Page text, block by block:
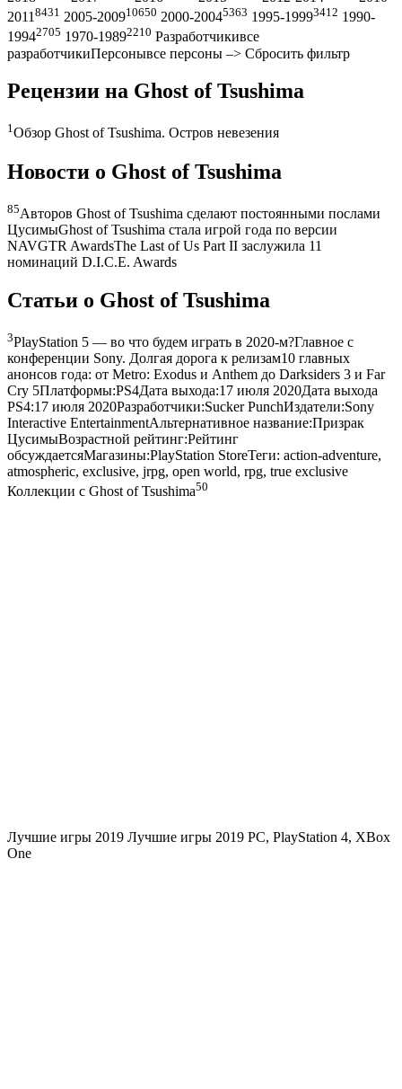
2011 8431 2005-200910650 2000-20045363 1995-19993412 1990-
19942705 1970-19892210 Разработчикивсе
разработчикиПерсонывсе персоны –> Сбросить фильтр
Рецензии на Ghost of Tsushima
1Обзор Ghost of Tsushima. Остров невезения
Новости о Ghost of Tsushima
85Авторов Ghost of Tsushima сделают постоянными послами
ЦусимыGhost of Tsushima стала игрой года по версии
NAVGTR AwardsThe Last of Us Part II заслужила 11
номинаций D.I.C.E. Awards
Статьи о Ghost of Tsushima
3PlayStation 5 — во что будем играть в 2020-м?Главное с
конференции Sony. Долгая дорога к релизам10 главных
анонсов года: от Metro: Exodus и Anthem до Darksiders 3 и Far
Cry 5Платформы:PS4Дата выхода:17 июля 2020Дата выхода
PS4:17 июля 2020Разработчики:Sucker PunchИздатели:Sony
Interactive EntertainmentАльтернативное название:Призрак
ЦусимыВозрастной рейтинг:Рейтинг
обсуждаетсяМагазины:PlayStation StoreТеги: action-adventure,
atmospheric, exclusive, jrpg, open world, rpg, true exclusive
Коллекции с Ghost of Tsushima50
Лучшие игры 2019 Лучшие игры 2019 PC, PlayStation 4, XBox
One